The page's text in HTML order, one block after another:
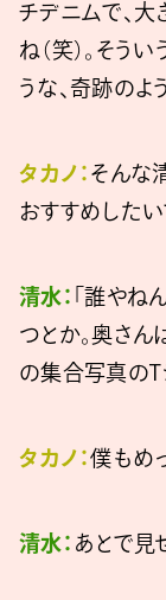
チデニムで、大
ね（笑）。そう
うな、奇跡のよ
タカノ： そんな
おすすめしたい
清水：
「誰や
つとか。奥さん
の集合写真のT
タカノ：僕もめ
清水： あとで見